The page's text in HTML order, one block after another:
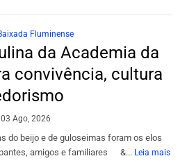
Fluminense
da Academia da
convivência, cultura
03 Ago, 2026
do beijo e de guloseimas foram os elos
amigos e familiares &... Leia mais